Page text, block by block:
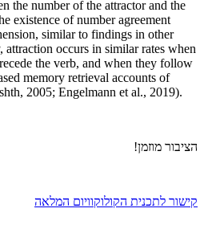
the number of the attractor and the
existence of number agreement
similar to findings in other
attraction occurs in similar rates when
the verb, and when they follow
memory retrieval accounts of
2005; Engelmann et al., 2019).
הציבור מוזמן!
קישור לתכנית הקולוקוויום המלאה